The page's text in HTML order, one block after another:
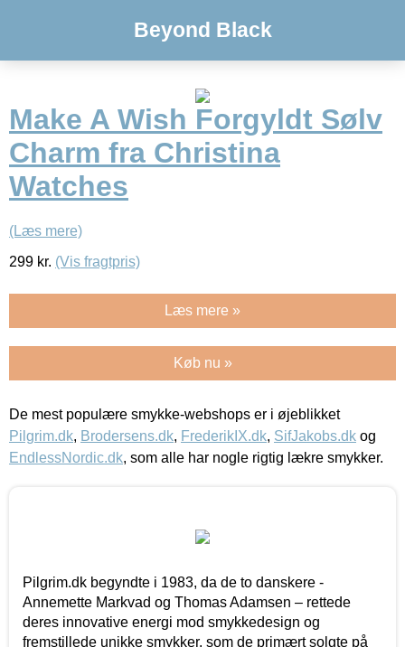
Beyond Black
Make A Wish Forgyldt Sølv
Charm fra Christina
Watches
(Læs mere)
299 kr. (Vis fragtpris)
Læs mere »
Køb nu »
De mest populære smykke-webshops er i øjeblikket
Pilgrim.dk, Brodersens.dk, FrederikIX.dk, SifJakobs.dk og
EndlessNordic.dk, som alle har nogle rigtig lækre smykker.
Pilgrim.dk begyndte i 1983, da de to danskere -
Annemette Markvad og Thomas Adamsen – rettede
deres innovative energi mod smykkedesign og
fremstillede unikke smykker, som de primært solgte på